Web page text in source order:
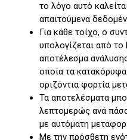
το λόγο αυτό
απαιτούμενα
Για κάθε τοίχο, ο
υπολογίζεται από το
αποτέλεσμα
οποία τα κατακόρυφα
οριζόντια φορτία
Τα αποτελέσματα
λεπτομερώς ανά
με αυτόματη
Με την πρόσθετη